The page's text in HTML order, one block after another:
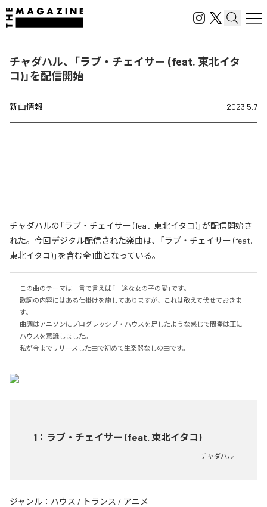
チャダハル、「ラブ・チェイサー (feat. 東北イタ
コ)」を配信開始
新曲情報 2023.5.7
チャダハルの「ラブ・チェイサー (feat. 東北イタコ)」が配信開始さ
れた。今回デジタル配信された楽曲は、「ラブ・チェイサー (feat.
東北イタコ)」を含む全1曲となっている。
この曲のテーマは一言で言えば「一途な女の子の愛」です。
歌詞の内容にはある仕掛けを施してありますが、これは敢えて伏せておきま
す。
曲調はアニソンにプログレッシブ・ハウスを足したような感じで間奏は正に
ハウスを意識しました。
私が今までリリースした曲で初めて生楽器なしの曲です。
1 ： ラブ・チェイサー (feat. 東北イタコ)
チャダハル
ジャンル： ハウス / トランス / アニメ